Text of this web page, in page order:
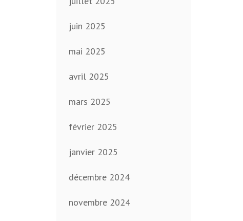
juin 2025
mai 2025
avril 2025
mars 2025
février 2025
janvier 2025
décembre 2024
novembre 2024